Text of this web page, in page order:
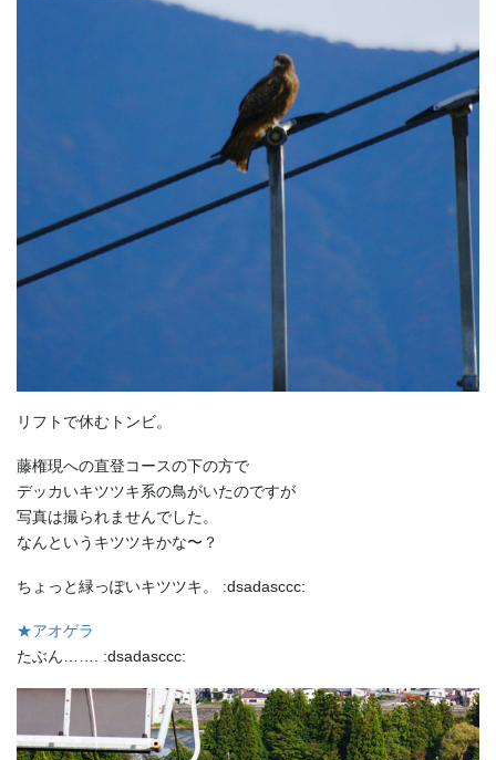
リフトで休むトンビ。
藤権現への直登コースの下の方で
デッカいキツツキ系の鳥がいたのですが
写真は撮られませんでした。
なんというキツツキかな〜？
ちょっと緑っぽいキツツキ。 :dsadasccc:
★アオゲラ
たぶん……. :dsadasccc: